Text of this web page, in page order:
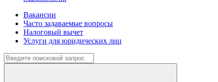
Вакансии
Часто задаваемые вопросы
Налоговый вычет
Услуги для юридических лиц